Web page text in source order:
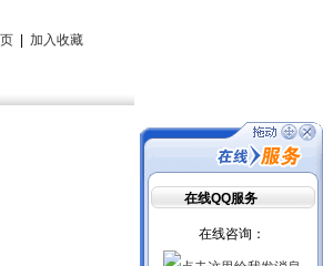
| 加入收藏
在线QQ服务
在线咨询：